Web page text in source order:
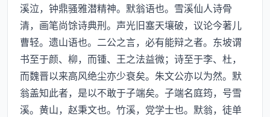
溪泣，钟鼎骚雅潜精神。默翁语也。雪溪仙人诗骨
清，画笔尚馀诗典刑。声光旧塞天壤破，议论今著儿
曹轻。遗山语也。二公之言，必有能辩之者。东坡谓
书至于颜、柳，而锺、王之法益微；诗至于李、杜，
而魏晋以来高风绝尘亦少衰矣。朱文公亦以为然。默
翁盖知此者，是以不敢于子端矣。子端名庭筠，号雪
溪。黄山，赵秉文也。竹溪，党学士也。默翁，徒单